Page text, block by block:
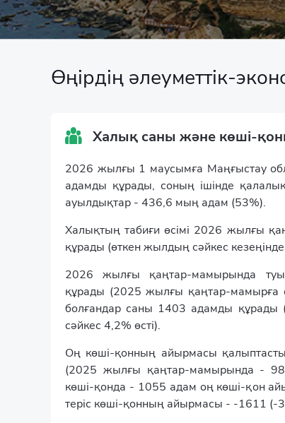
Шығыс
Өңірдің әлеуметтік-
Халық саны және көші-
2026 жылғы 1 маусымға Маңғыстау
адамды құрады, соның ішінде
ауылдықтар - 436,6 мың адам (53%).
Халықтың табиғи өсімі 2026 жылғы
құрады (өткен жылдың сәйкес
2026 жылғы қаңтар-мамырында
құрады (2025 жылғы қаңтар-мамырға
болғандар саны 1403 адамды
сәйкес 4,2% өсті).
Оң көші-қонның айырмасы
(2025 жылғы қаңтар-мамырында -
көші-қонда - 1055 адам оң көші-қон
теріс көші-қонның айырмасы - -1611 (-